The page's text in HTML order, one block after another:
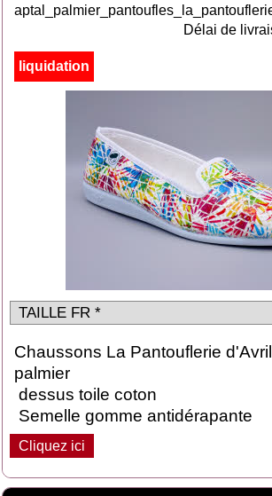
Délai de
liquidation
Chaussons La Pantouflerie
palmier
dessus toile coton
Semelle gomme antidérapante
Cliquez ici